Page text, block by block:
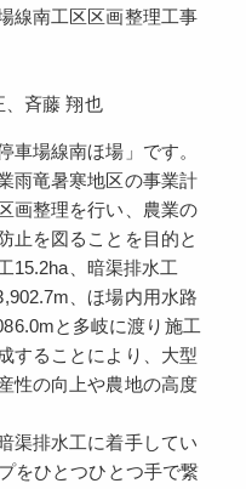
線南工区区画整理工事
、斉藤 翔也
車場線南ほ場」です。
雨竜暑寒地区の事業計
画整理を行い、農業の
止を図ることを目的と
15.2ha、暗渠排水工
、ほ場内用水路
と多岐に渡り施工
することにより、大型
性の向上や農地の高度
渠排水工に着手してい
をひとつひとつ手で繋